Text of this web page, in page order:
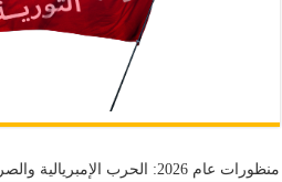
منظورات عام 2026: الحرب الإمبريالية والصراع الطبقي